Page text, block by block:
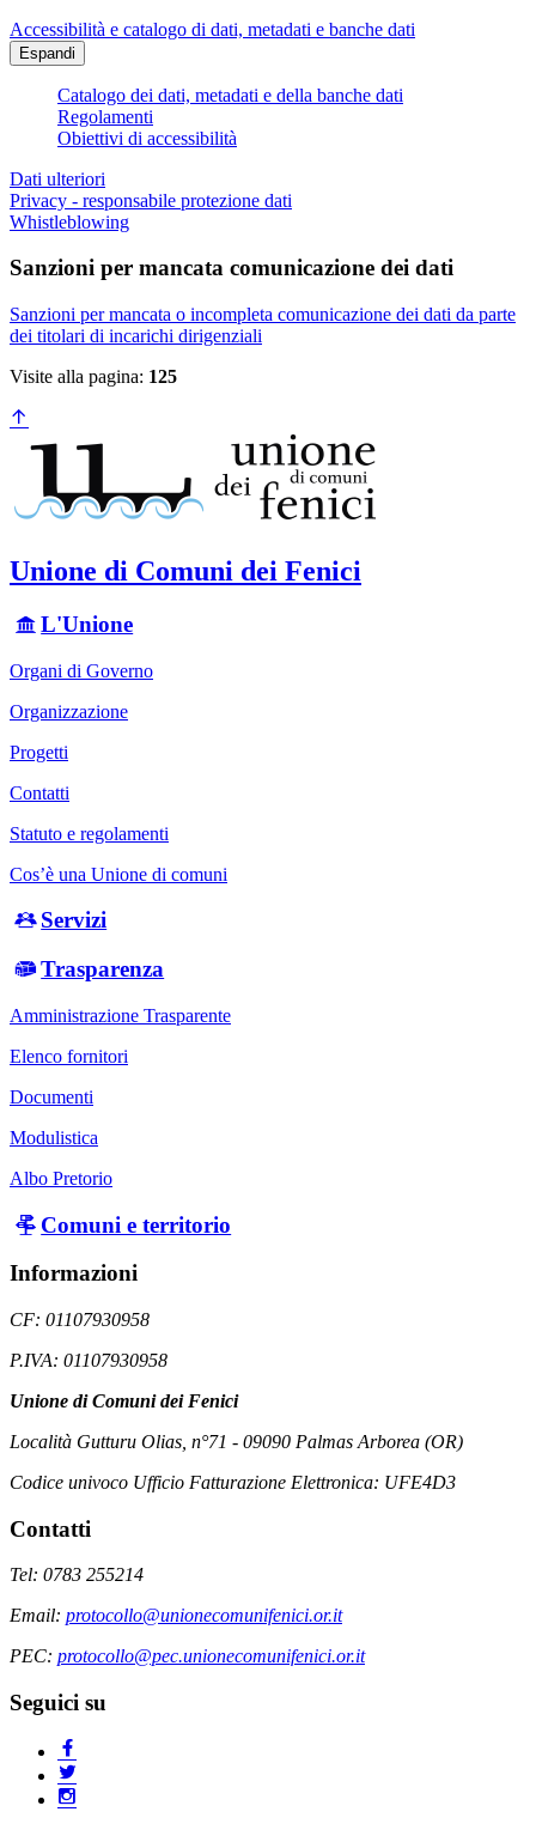
Accessibilità e catalogo di dati, metadati e banche dati
Espandi
Catalogo dei dati, metadati e della banche dati
Regolamenti
Obiettivi di accessibilità
Dati ulteriori
Privacy - responsabile protezione dati
Whistleblowing
Sanzioni per mancata comunicazione dei dati
Sanzioni per mancata o incompleta comunicazione dei dati da parte
dei titolari di incarichi dirigenziali
Visite alla pagina: 125
Unione di Comuni dei Fenici
L'Unione
Organi di Governo
Organizzazione
Progetti
Contatti
Statuto e regolamenti
Cos’è una Unione di comuni
Servizi
Trasparenza
Amministrazione Trasparente
Elenco fornitori
Documenti
Modulistica
Albo Pretorio
Comuni e territorio
Informazioni
CF: 01107930958
P.IVA: 01107930958
Unione di Comuni dei Fenici
Località Gutturu Olias, n°71 - 09090 Palmas Arborea (OR)
Codice univoco Ufficio Fatturazione Elettronica: UFE4D3
Contatti
Tel: 0783 255214
Email: protocollo@unionecomunifenici.or.it
PEC: protocollo@pec.unionecomunifenici.or.it
Seguici su